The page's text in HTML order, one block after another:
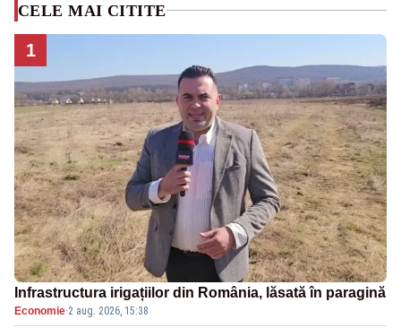
CELE MAI CITITE
1
Infrastructura irigațiilor din România, lăsată în paragină
Economie·2 aug. 2026, 15:38